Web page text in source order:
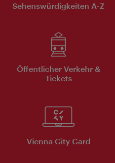
Sehenswürdigkeiten A-Z
Öffentlicher Verkehr &
Tickets
Vienna City Card